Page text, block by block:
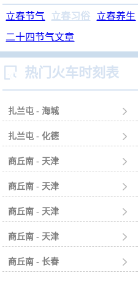
立春节气 立春习俗 立春养生
二十四节气文章
 热门火车时刻表
扎兰屯 - 海城 
扎兰屯 - 化德 
商丘南 - 天津 
商丘南 - 天津 
商丘南 - 天津 
商丘南 - 天津 
商丘南 - 长春 